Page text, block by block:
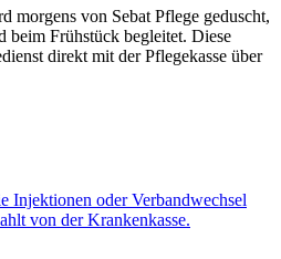
morgens von Sebat Pflege geduscht,
beim Frühstück begleitet. Diese
direkt mit der Pflegekasse über
Injektionen oder Verbandwechsel
von der Krankenkasse.